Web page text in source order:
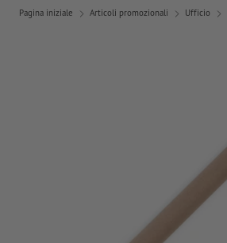
Pagina iniziale Articoli promozionali Ufficio